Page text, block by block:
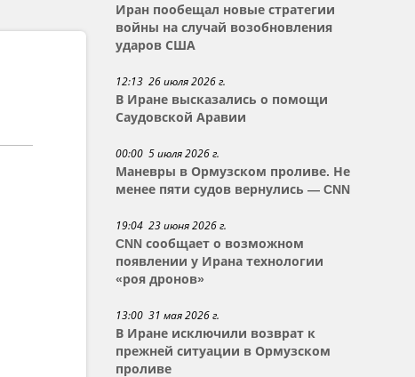
Иран пообещал новые стратегии
войны на случай возобновления
ударов США
12:13 26 июля 2026 г.
В Иране высказались о помощи
Саудовской Аравии
00:00 5 июля 2026 г.
Маневры в Ормузском проливе. Не
менее пяти судов вернулись — CNN
19:04 23 июня 2026 г.
CNN сообщает о возможном
появлении у Ирана технологии
«роя дронов»
13:00 31 мая 2026 г.
В Иране исключили возврат к
прежней ситуации в Ормузском
проливе